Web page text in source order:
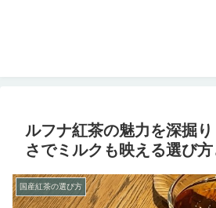
ルフナ紅茶の魅力を深掘
さでミルクも映える選び
国産紅茶の選び方